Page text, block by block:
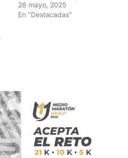
26 mayo, 2025
En "Destacadas"